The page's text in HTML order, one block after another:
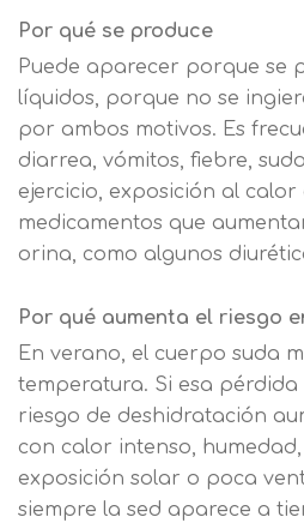
Por qué se produce
Puede aparecer porque se
líquidos, porque no se
por ambos motivos. Es
diarrea, vómitos, fiebre,
ejercicio, exposición al calor
medicamentos que
orina, como algunos
Por qué aumenta el riesgo
En verano, el cuerpo suda
temperatura. Si esa pérdida
riesgo de deshidratación
con calor intenso,
exposición solar o poca
siempre la sed aparece a